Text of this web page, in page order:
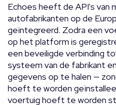
Echoes heeft de API's van
autofabrikanten op de
geïntegreerd. Zodra een
op het platform is
een beveiligde verbinding
systeem van de fabrikant
gegevens op te halen —
hoeft te worden
voertuig hoeft te worden